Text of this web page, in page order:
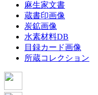
麻生家文書
蔵書印画像
炭鉱画像
水素材料DB
目録カード画像
所蔵コレクション